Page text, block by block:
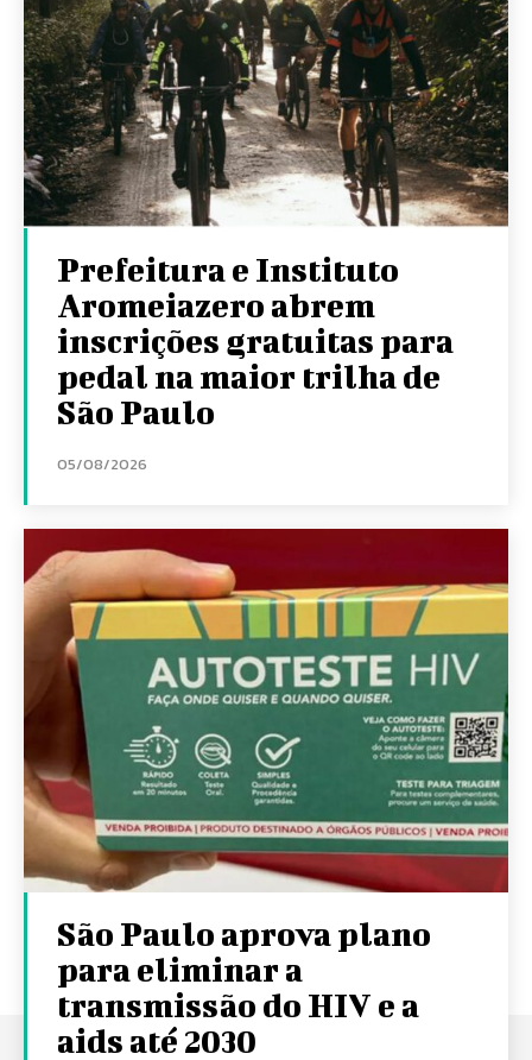
Prefeitura e Instituto
Aromeiazero abrem
inscrições gratuitas para
pedal na maior trilha de
São Paulo
05/08/2026
São Paulo aprova plano
para eliminar a
transmissão do HIV e a
aids até 2030